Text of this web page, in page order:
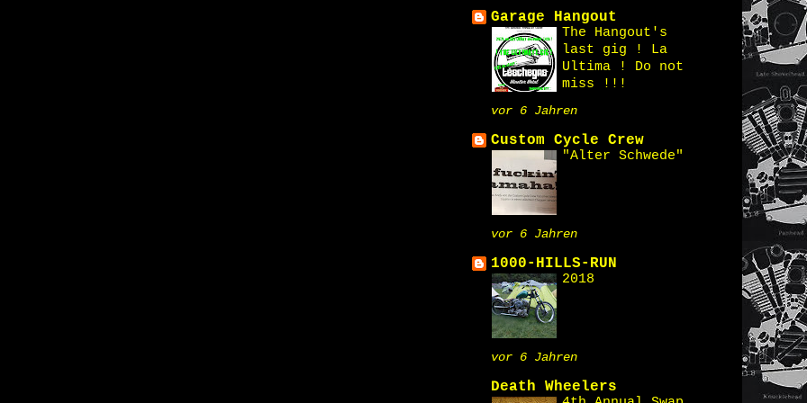
Garage Hangout
The Hangout's
last gig ! La
Ultima ! Do not
miss !!!
vor 6 Jahren
Custom Cycle Crew
"Alter Schwede"
vor 6 Jahren
1000-HILLS-RUN
2018
vor 6 Jahren
Death Wheelers